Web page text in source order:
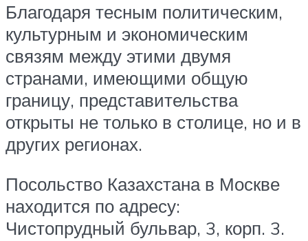
Благодаря тесным политическим,
культурным и экономическим
связям между этими двумя
странами, имеющими общую
границу, представительства
открыты не только в столице, но и в
других регионах.
Посольство Казахстана в Москве
находится по адресу:
Чистопрудный бульвар, 3, корп. 3.